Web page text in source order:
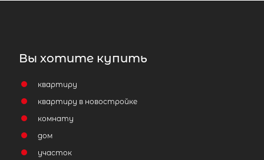
Вы хотите купить
квартиру
квартиру в новостройке
комнату
дом
участок